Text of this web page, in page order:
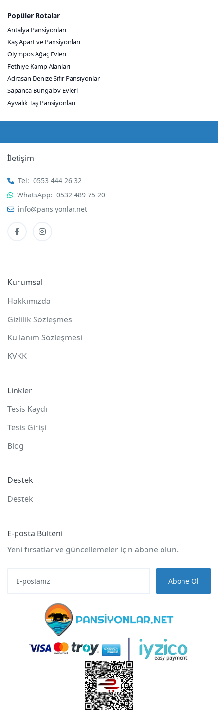
Popüler Rotalar
Antalya Pansiyonları
Kaş Apart ve Pansiyonları
Olympos Ağaç Evleri
Fethiye Kamp Alanları
Adrasan Denize Sıfır Pansiyonlar
Sapanca Bungalov Evleri
Ayvalık Taş Pansiyonları
İletişim
Tel: 0553 444 26 32
WhatsApp: 0532 489 75 20
info@pansiyonlar.net
Kurumsal
Hakkımızda
Gizlilik Sözleşmesi
Kullanım Sözleşmesi
KVKK
Linkler
Tesis Kaydı
Tesis Girişi
Blog
Destek
Destek
E-posta Bülteni
Yeni fırsatlar ve güncellemeler için abone olun.
Abone Ol